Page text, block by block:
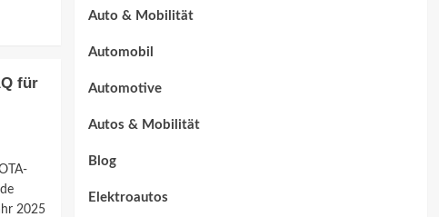
für
2025
Auto & Mobilität
Automobil
Automotive
Autos & Mobilität
Blog
Elektroautos